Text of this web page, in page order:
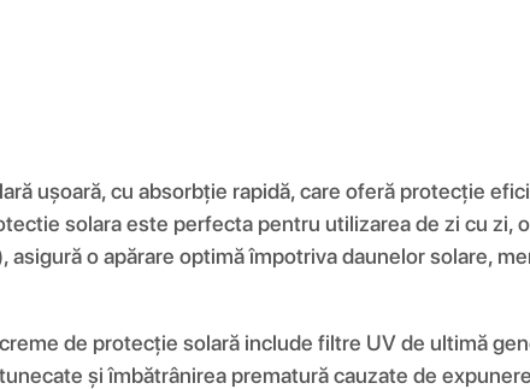
ușoară, cu absorbție rapidă, care oferă protecție
solara este perfecta pentru utilizarea de zi cu zi,
o apărare optimă împotriva daunelor solare,
de protecție solară include filtre UV de ultimă
și îmbătrânirea prematură cauzate de